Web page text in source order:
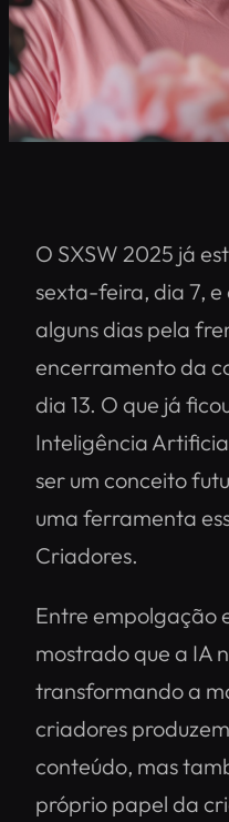
O SXSW 2025 já
sexta-feira, dia 7,
alguns dias pela
encerramento da
dia 13. O que já
Inteligência
ser um conceito
uma ferramenta
Criadores.
Entre empolgação
mostrado que a IA
transformando a
criadores
conteúdo, mas
próprio papel da